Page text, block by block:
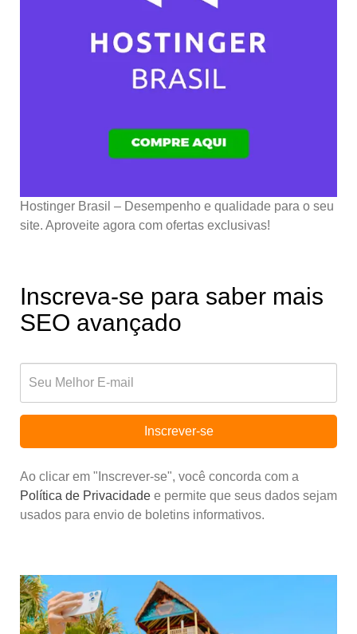
Hostinger Brasil – Desempenho e qualidade para o seu
site. Aproveite agora com ofertas exclusivas!
Inscreva-se para saber mais
SEO avançado
Inscrever-se
Ao clicar em "Inscrever-se", você concorda com a
Política de Privacidade e permite que seus dados sejam
usados para envio de boletins informativos.